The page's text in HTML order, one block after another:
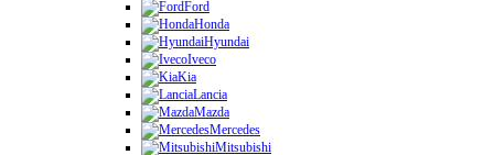
Ford
Honda
Hyundai
Iveco
Kia
Lancia
Mazda
Mercedes
Mitsubishi